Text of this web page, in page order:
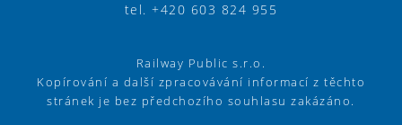
tel. +420 603 824 955
Railway Public s.r.o.
Kopírování a další zpracovávání informací z těchto
stránek je bez předchozího souhlasu zakázáno.